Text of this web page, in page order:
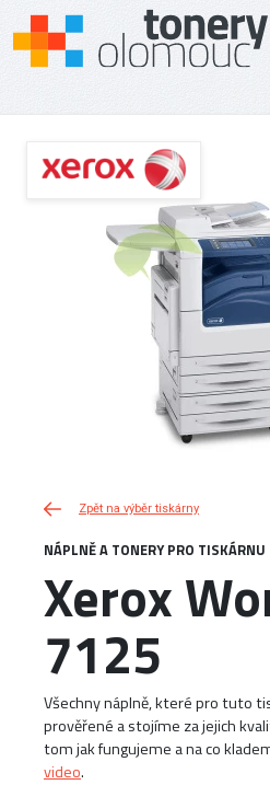
Zpět na výběr tiskárny
NÁPLNĚ A TONERY PRO TISKÁRNU
Xerox
7125
Všechny náplně, které pro tuto
prověřené a stojíme za jejich
tom jak fungujeme a na co
video.